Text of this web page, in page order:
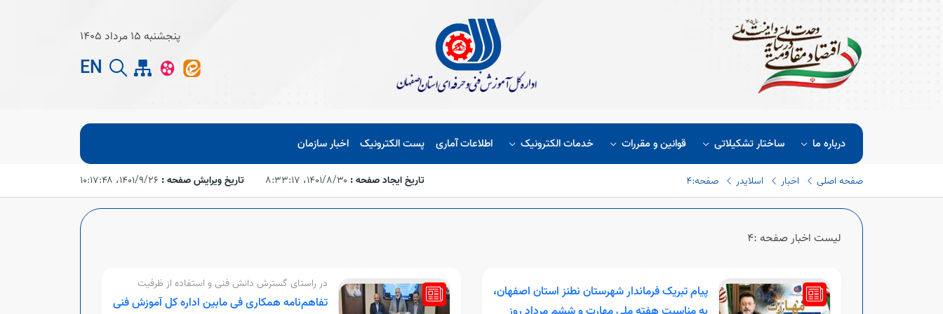
پنجشنبه 15 مرداد 1405
EN
درباره ما ساختار تشکیلاتی قوانین و مقررات خدمات الکترونیک اطلاعات آماری پست الکترونیک اخبار سازمان
صفحه اصلی اخبار اسلایدر صفحه:4 تاریخ ایجاد صفحه : ۱۴۰۱/۸/۳۰،‏ ۸:۳۳:۱۷ تاریخ ویرایش صفحه : ۱۴۰۱/۹/۲۶،‏ ۱۰:۱۷:۴۸
لیست اخبار صفحه :4
پیام تبریک فرماندار شهرستان نطنز استان اصفهان،
در راستای گسترش دانش فنی و استفاده از ظرفیت
طرفین جهت تربیت نیروی کار متخصص؛
تفاهم‌نامه همکاری فی مابین اداره کل آموزش فنی